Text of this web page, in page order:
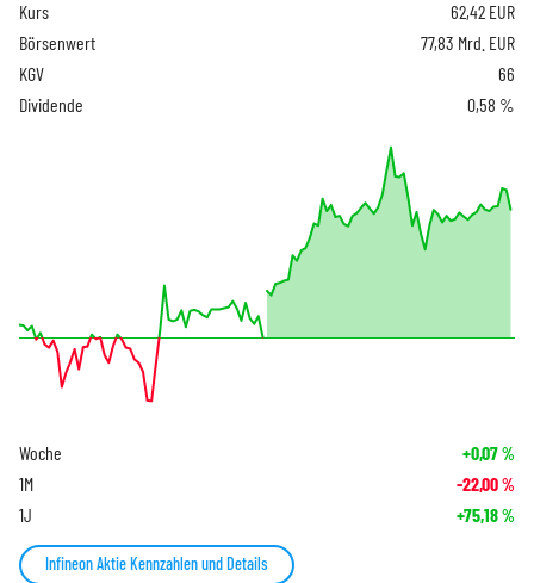
Kurs 62,42 EUR
Börsenwert
77,83 Mrd. EUR
KGV
66
Dividende
0,58 %
Woche +0,07%
1M -22,00%
1J +75,18%
Infineon Aktie Kennzahlen und Details